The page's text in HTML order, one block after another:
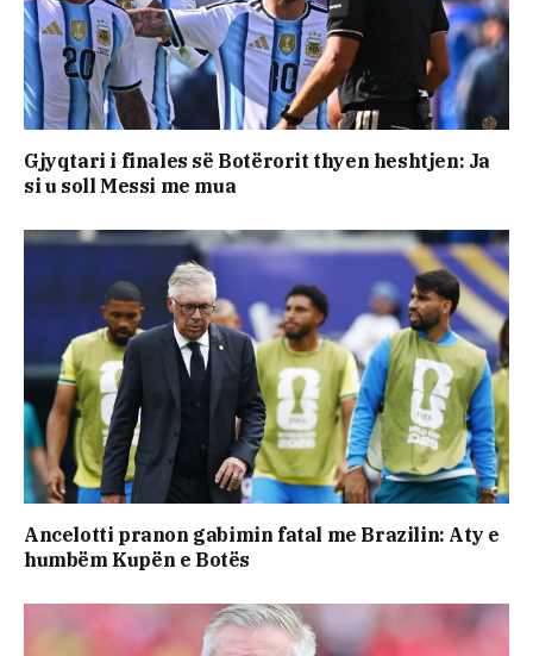
Gjyqtari i finales së Botërorit thyen heshtjen: Ja
si u soll Messi me mua
Ancelotti pranon gabimin fatal me Brazilin: Aty e
humbëm Kupën e Botës